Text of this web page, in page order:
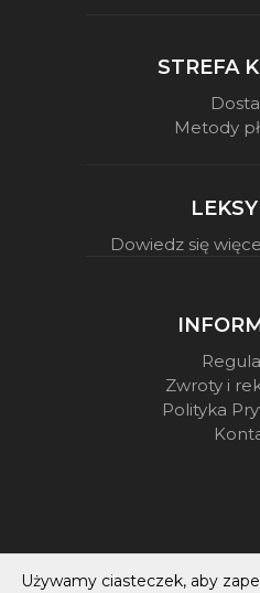
STREFA
Metody
Dowiedz się
Zwroty i
Polityka
Używamy ciasteczek, aby